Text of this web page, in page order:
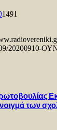
1491
09/20200910-
των